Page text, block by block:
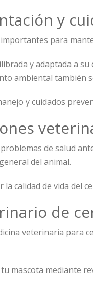
y
para
y adaptada a
ambiental
y cuidados
de salud
del animal.
calidad de vida del
de
veterinaria para
mascota mediante